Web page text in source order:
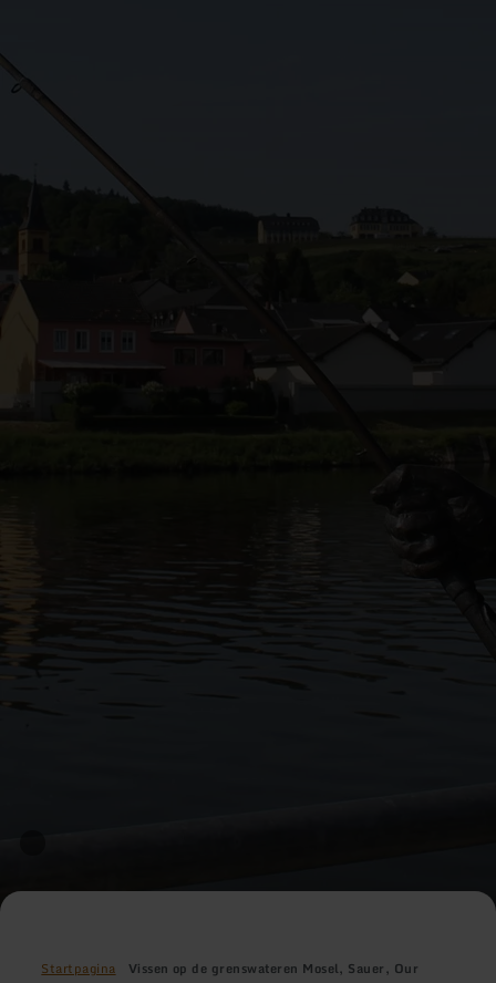
Startpagina Vissen op de grenswateren Mosel, Sauer, Our